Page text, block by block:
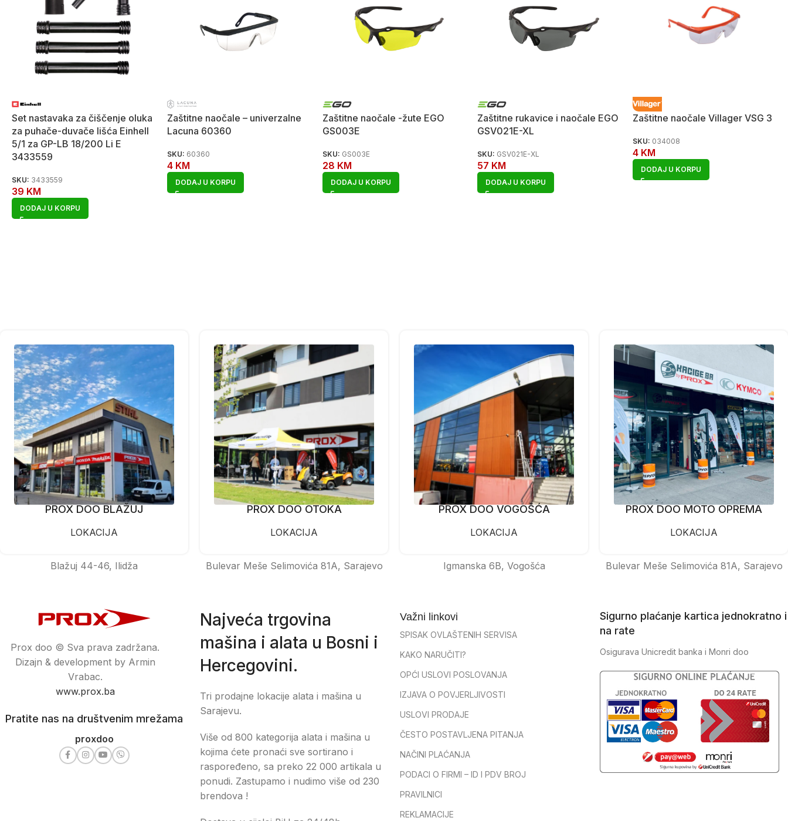
Set nastavaka za čiščenje oluka
za puhače-duvače lišća Einhell
5/1 za GP-LB 18/200 Li E
3433559
SKU: 3433559
39 KM
DODAJ U KORPU
Zaštitne naočale – univerzalne
Lacuna 60360
SKU: 60360
4 KM
DODAJ U KORPU
Zaštitne naočale -žute EGO
GS003E
SKU: GS003E
28 KM
DODAJ U KORPU
Zaštitne rukavice i naočale EGO
GSV021E-XL
SKU: GSV021E-XL
57 KM
DODAJ U KORPU
Zaštitne naočale Villager VSG 3
SKU: 034008
4 KM
DODAJ U KORPU
PROX DOO BLAŽUJ
LOKACIJA
Blažuj 44-46, Ilidža
PROX DOO OTOKA
LOKACIJA
Bulevar Meše Selimovića 81A, Sarajevo
PROX DOO VOGOŠĆA
LOKACIJA
Igmanska 6B, Vogošća
PROX DOO MOTO OPREMA
LOKACIJA
Bulevar Meše Selimovića 81A, Sarajevo
Prox doo © Sva prava zadržana.
Dizajn & development by Armin
Vrabac.
www.prox.ba
Pratite nas na društvenim mrežama
proxdoo
Najveća trgovina
mašina i alata u Bosni i
Hercegovini.
Tri prodajne lokacije alata i mašina u
Sarajevu.
Više od 800 kategorija alata i mašina u
kojima ćete pronaći sve sortirano i
raspoređeno, sa preko 22 000 artikala u
ponudi. Zastupamo i nudimo više od 230
brendova !
Važni linkovi
SPISAK OVLAŠTENIH SERVISA
KAKO NARUČITI?
OPĆI USLOVI POSLOVANJA
IZJAVA O POVJERLJIVOSTI
USLOVI PRODAJE
ČESTO POSTAVLJENA PITANJA
NAČINI PLAĆANJA
PODACI O FIRMI – ID I PDV BROJ
PRAVILNICI
REKLAMACIJE
Sigurno plaćanje kartica jednokratno i
na rate
Osigurava Unicredit banka i Monri doo